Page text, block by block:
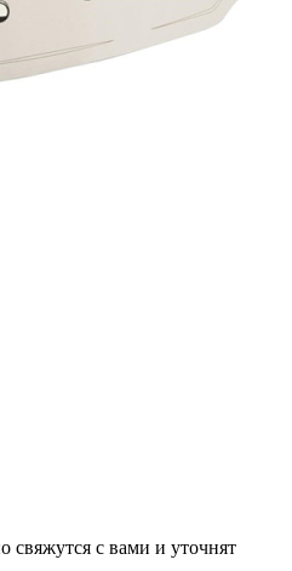
свяжутся с вами и уточнят